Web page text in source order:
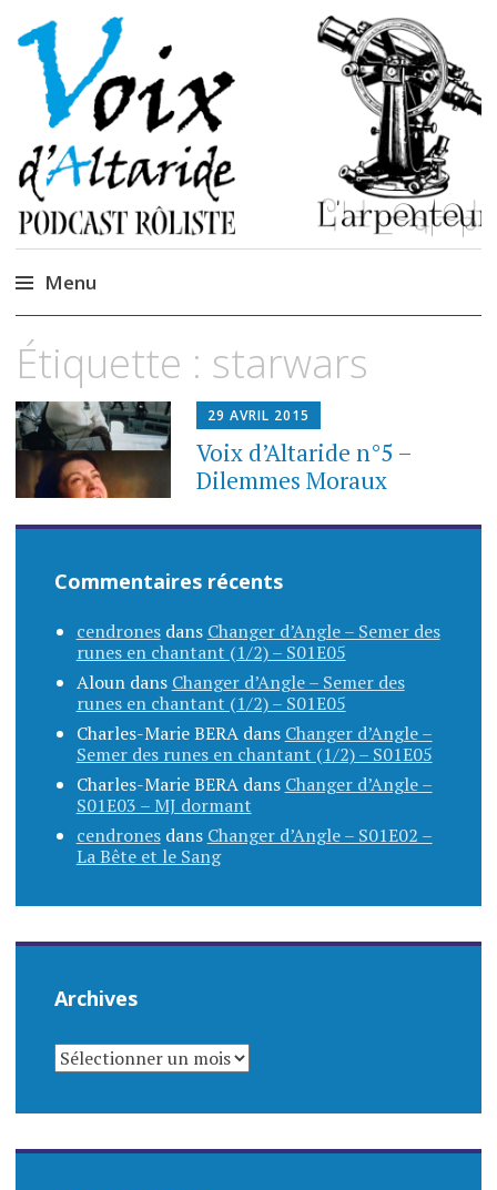
La caverne de
Cendrones
Podcastem et Jidèrenses
Menu
au
contenu
Étiquette : starwars
29 AVRIL 2015
Voix d’Altaride n°5 –
Dilemmes Moraux
Commentaires récents
cendronesdans Changer d’Angle – Semer des
runes en chantant (1/2) – S01E05
Aloundans Changer d’Angle – Semer des
runes en chantant (1/2) – S01E05
Charles-Marie BERAdans Changer d’Angle –
Semer des runes en chantant (1/2) – S01E05
Charles-Marie BERAdans Changer d’Angle –
S01E03 – MJ dormant
cendronesdans Changer d’Angle – S01E02 –
La Bête et le Sang
Archives
ARCHIVES